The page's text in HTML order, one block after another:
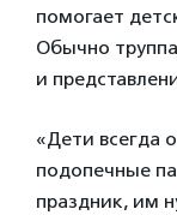
помогает
Обычно
и
«Дети всегда
подопечные
праздник, им